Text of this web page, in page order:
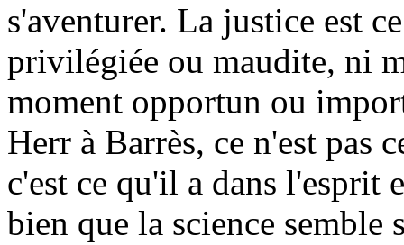
s'aventurer. La justice est
privilégiée ou maudite, ni
moment opportun ou
Herr à Barrès, ce n'est pas
c'est ce qu'il a dans l'esprit
bien que la science semble